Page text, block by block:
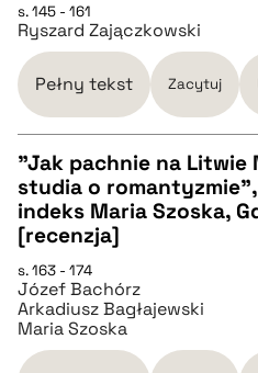
CZYSTY TEKST
pobierz cytat
BIBTEX
pobierz cytat
s. 145 - 161
Ryszard Zajączkowski
Pełny tekst Zacytuj
CZYSTY TEKST
pobierz cytat
BIBTEX
"Jak pachnie na Litwie
studia o
indeks Maria Szoska,
[recenzja]
s. 163 - 174
Józef Bachórz
Arkadiusz Bagłajewski
Maria Szoska